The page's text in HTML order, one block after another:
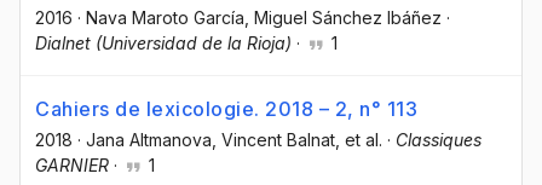
2016 · Nava Maroto García , Miguel Sánchez Ibáñez ·
Dialnet (Universidad de la Rioja) · 1
Cahiers de lexicologie. 2018 – 2, n° 113
2018 · Jana Altmanova , Vincent Balnat , et al. · Classiques
GARNIER · 1